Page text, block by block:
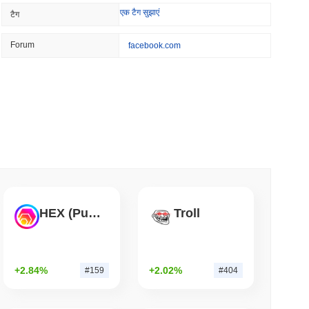
हासिल की, जबकि केंद्रीकृत एक्सचेंज का वॉल्यूम गिरा
टैग एक टैग सुझाएं
Forum facebook.com
HEX (Pulsechain)
+2.84% #159
Troll
+2.02% #404